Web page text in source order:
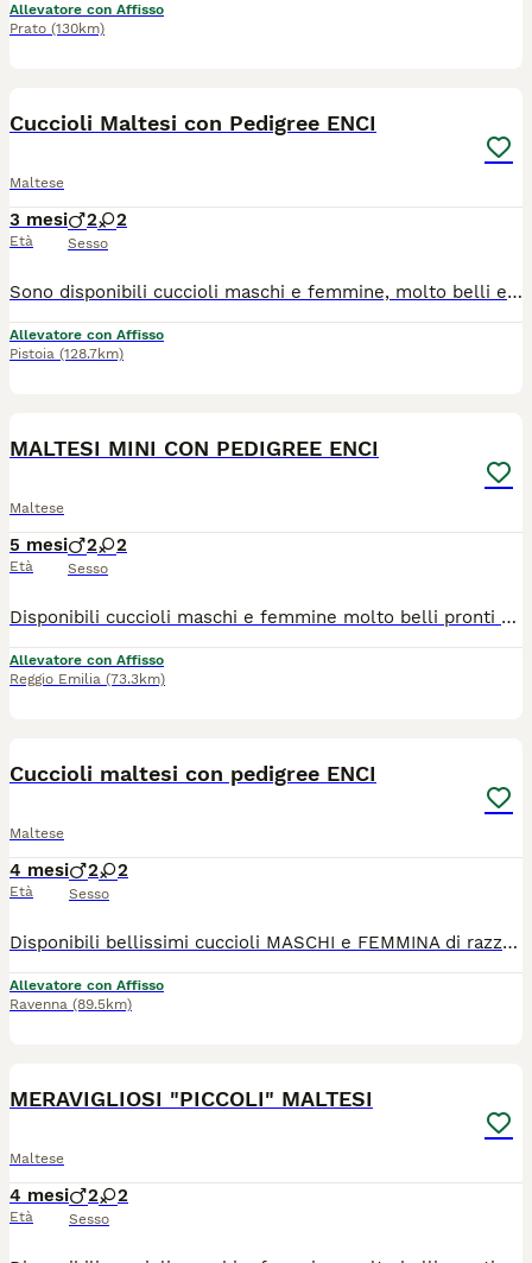
Allevatore con Affisso
Prato (130km)
Cuccioli Maltesi con Pedigree ENCI
Maltese
3 mesi
Età
2 2
Sesso
Sono disponibili cuccioli maschi e femmine, molto belli e pronti a raggiungere la loro nuova famiglia! Tutti i nostri cuccioli nascono esclusivamente presso il nostro allevamento riconosciuto ENCI e FCI, dove sono visibili anche i genitori. I cuccioli vengono consegnati dopo i 3 mesi di età con: ✔️ Pedigree ENCI e documentazione sanitaria completa ✔️ Microchip inserito e già registrato all’anagrafe canina ✔️ Ciclo vaccinale completo ✔️ Trattamenti di sverminazione effettuati ✔️ Libretto sanitario personale ✔️ Abituati a fare i bisogni sulla traversina assorbente ✔️ Svezzati e alimentati con crocchette secche di qualità 📍 Vieni a conoscerci! Noi siamo l'Allevamento della famiglia Contarini e ci troviamo a Solarolo in Emilia Romagna... molto vicino a Imola! Puoi vedere dove siamo scrivendo su Google Maps" Allevamento famiglia Contarini" 🏡 Visite in allevamento tutti i giorni PREVIO APPUNTAMENTO TELEFONICO! 🚚 CONSEGNE in tutta Italia. 💳 Possibilità di pagamento in comode RATE. Contattaci per maggiori informazioni! 📞 TEL. 3 3 8 6 3 0 3 1 0 8 (Se il numero non è visibile, clicca in alto a destra su “Mostra numero”) 🌐 SITO www.canimaltesi.it 📸 INSTAGRAM: @allevamentofamigliacontarini
Allevatore con Affisso
Pistoia (128.7km)
MALTESI MINI CON PEDIGREE ENCI
Maltese
5 mesi
Età
2 2
Sesso
Disponibili cuccioli maschi e femmine molto belli pronti alla consegna alla nuova famiglia. I cuccioli che noi proponiamo sono tutti nati rigorosamente presso il nostro allevamento riconosciuto ENCI e FCI di cui sono visibili i genitori. I cani vengono consegnati dopo i 3 mesi di età con: ✔️ Pedigree ENCI e documentazione sanitaria completa ✔️Microchip inserito, quindi già iscritto all'anagrafe canina ✔️ Ciclo di vaccinazioni completo ✔️ Sverminazione ✔️ Libretto sanitario ✔️ Abituati a fare i bisogni sulla traversina assorbente ✔️Mangiano crocchette secche 📍 Vieni a conoscerci 👉 Noi siamo l’Allevamento della Famiglia Contarini e ci troviamo a Solarolo in Emilia Romagna... molto vicino a Imola! 🏡 Visite in allevamento tutti i giorni PREVIO APPUNTAMENTO TELEFONICO! 🚚 CONSEGNE in tutta Italia. 💳 Possibilità di pagamento a rate. Contattaci per maggiori informazioni! 📞 TEL. 3 3 8 6 3 0 3 1 0 8 (Se il numero non è visibile, clicca in alto a destra su “Mostra numero”) 🌐 SITO www.canimaltesi.it 📸 INSTAGRAM: @allevamentofamigliacontarini
Allevatore con Affisso
Reggio Emilia (73.3km)
Cuccioli maltesi con pedigree ENCI
Maltese
4 mesi
Età
2 2
Sesso
Disponibili bellissimi cuccioli MASCHI e FEMMINA di razza Maltese. I nostri cuccioli sono nati presso il nostro allevamento riconosciuto ENCI e FCI in ambiente sano e curato. In allevamento dove potrete anche vedere e conoscere i genitori. Ogni cucciolo viene consegnato dai 3 mesi di età con: ✔️ Pedigree ENCI (fondamentale per certificare la razza, l'allevatore e garantire che non siano consanguinei) ✔️Microchip inserito, quindi già iscritto all'anagrafe canina ✔️Vaccinazioni complete ✔️Sverminazione effettuata ✔️ Libretto sanitario ✔️Abituati a fare i bisogni sulla traversina assorbente ✔️ Mangiano crocchette secche 📍 Vieni a conoscerci 👉 Noi siamo l’Allevamento della Famiglia Contarini e ci troviamo a Solarolo in Emilia Romagna... molto vicino a Imola! 🏡 Visite in allevamento tutti i giorni PREVIO APPUNTAMENTO TELEFONICO! 🚚 CONSEGNE in tutta Italia. 💳 Possibilità di pagamento in comode RATE. Contattaci per maggiori informazioni! 📞 TEL. 3 3 8 6 3 0 3 1 0 8 (Se il numero non è visibile, clicca in alto a destra su “Mostra numero”) 🌐 SITO www.canimaltesi.it 📸 INSTAGRAM: @allevamentofamigliacontarini
Allevatore con Affisso
Ravenna (89.5km)
MERAVIGLIOSI "PICCOLI" MALTESI
Maltese
4 mesi
Età
2 2
Sesso